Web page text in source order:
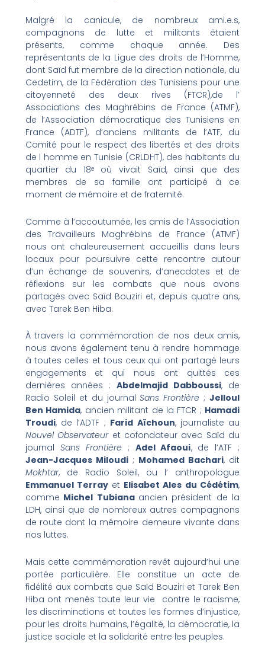
Malgré la canicule, de nombreux ami.e.s,
compagnons de lutte et militants étaient
présents, comme chaque année. Des
représentants de la Ligue des droits de l’Homme,
dont Saïd fut membre de la direction nationale, du
Cedetim, de la Fédération des Tunisiens pour une
citoyenneté des deux rives (FTCR),de l’
Associations des Maghrébins de France (ATMF),
de l’Association démocratique des Tunisiens en
France (ADTF), d’anciens militants de l’ATF, du
Comité pour le respect des libertés et des droits
de l homme en Tunisie (CRLDHT), des habitants du
quartier du 18ᵉ où vivait Saïd, ainsi que des
membres de sa famille ont participé à ce
moment de mémoire et de fraternité.
Comme à l’accoutumée, les amis de l’Association
des Travailleurs Maghrébins de France (ATMF)
nous ont chaleureusement accueillis dans leurs
locaux pour poursuivre cette rencontre autour
d’un échange de souvenirs, d’anecdotes et de
réflexions sur les combats que nous avons
partagés avec Saïd Bouziri et, depuis quatre ans,
avec Tarek Ben Hiba.
À travers la commémoration de nos deux amis,
nous avons également tenu à rendre hommage
à toutes celles et tous ceux qui ont partagé leurs
engagements et qui nous ont quittés ces
dernières années :Abdelmajid Dabboussi, de
Radio Soleil et du journalSans Frontière ;Jelloul
Ben Hamida, ancien militant de la FTCR ; Hamadi
Troudi, de l’ADTF ; Farid Aïchoun, journaliste au
Nouvel Observateuret cofondateur avec Saïd du
journal Sans Frontière ; Adel Afaoui, de l’ATF ;
Jean-Jacques Miloudi; Mohamed Bachari, dit
Mokhtar, de Radio Soleil, ou l’ anthropologue
Emmanuel Terray et Elisabet Ales du Cédétim,
comme Michel Tubiana ancien président de la
LDH, ainsi que de nombreux autres compagnons
de route dont la mémoire demeure vivante dans
nos luttes.
Mais cette commémoration revêt aujourd’hui une
portée particulière. Elle constitue un acte de
fidélité aux combats que Saïd Bouziri et Tarek Ben
Hiba ont menés toute leur vie contre le racisme,
les discriminations et toutes les formes d’injustice,
pour les droits humains, l’égalité, la démocratie, la
justice sociale et la solidarité entre les peuples.